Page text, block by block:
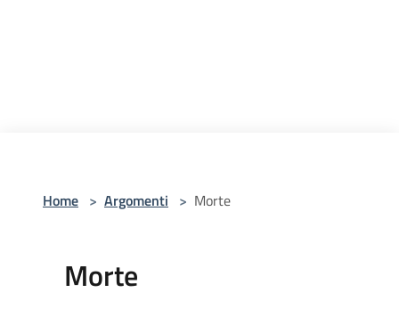
Home > Argomenti > Morte
Morte